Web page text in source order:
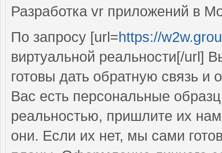
Разработка vr приложений в
По запросу [url=https://
виртуальной реальности[/url]
готовы дать обратную связь
Вас есть персональные
реальностью, пришлите их
они. Если их нет, мы сами